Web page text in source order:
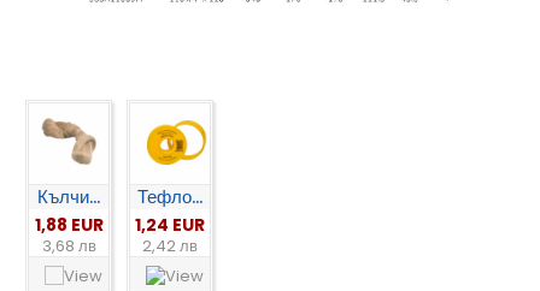
Кълчи...
1,88 EUR
3,68 лв
Тефло...
1,24 EUR
2,42 лв